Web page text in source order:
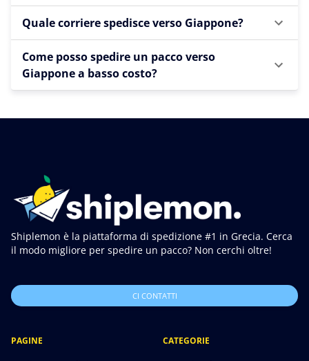
Quale corriere spedisce verso Giappone?
Come posso spedire un pacco verso
Giappone a basso costo?
Shiplemon è la piattaforma di spedizione #1 in Grecia. Cerca
il modo migliore per spedire un pacco? Non cerchi oltre!
CI CONTATTI
PAGINE CATEGORIE